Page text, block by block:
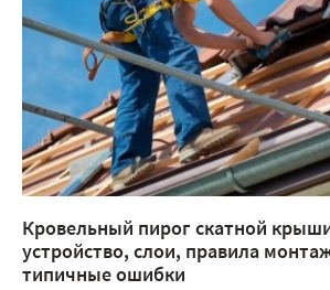
Кровельный пирог скатной
устройство, слои, правила
типичные ошибки